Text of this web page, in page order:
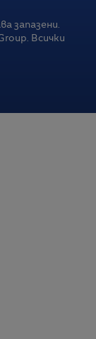
запазени.
Всички